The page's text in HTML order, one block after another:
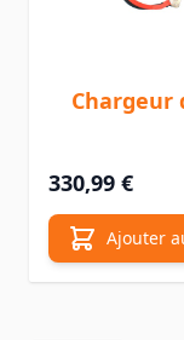
Chargeur
330,99 €
Ajouter